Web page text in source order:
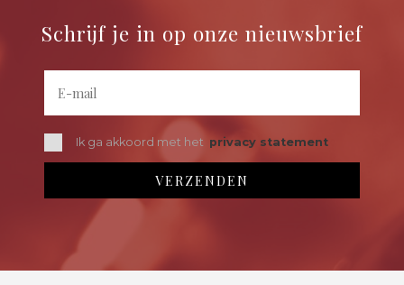
Schrijf je in op onze nieuwsbrief
Ik ga akkoord met het privacy statement